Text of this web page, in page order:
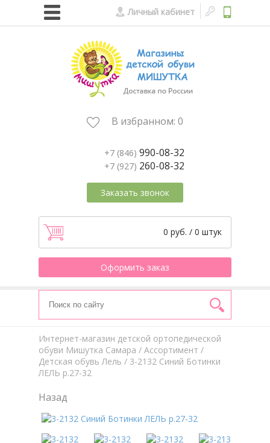
Личный кабинет
В избранном: 0
+7 (846) 990-08-32
+7 (927) 260-08-32
Заказать звонок
0 руб. / 0 штук
Оформить заказ
Интернет-магазин детской ортопедической
обуви Мишутка Самара / Aссортимент /
Детская обувь Лель / 3-2132 Синий Ботинки
ЛЕЛЬ р.27-32
Назад